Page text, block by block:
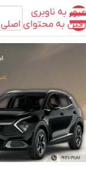
عبور به ناوبری
رفتن به محتوای اصلی